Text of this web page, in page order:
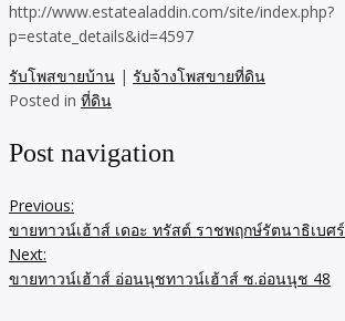
http://www.estatealaddin.com/site/index.php?
p=estate_details&id=4597
รับโพสขายบ้าน | รับจ้างโพสขายที่ดิน
Posted in ที่ดิน
Post navigation
Previous:
ขายทาวน์เฮ้าส์ เดอะ ทรัสต์ ราชพฤกษ์รัตนาธิเบศร์
Next:
ขายทาวน์เฮ้าส์ อ่อนนุชทาวน์เฮ้าส์ ซ.อ่อนนุช 48